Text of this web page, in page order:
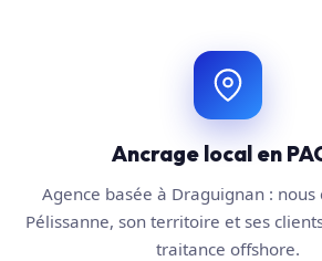
Ancrage local en
Agence basée à Draguignan : nous
Pélissanne, son territoire et ses
traitance offshore.